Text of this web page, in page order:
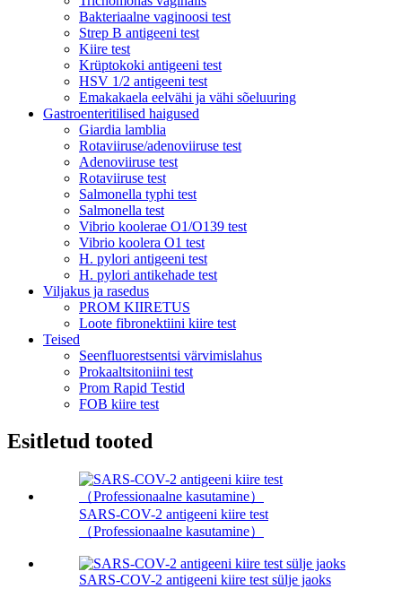
Bakteriaalne vaginoosi test
Strep B antigeeni test
Kiire test
Krüptokoki antigeeni test
HSV 1/2 antigeeni test
Emakakaela eelvähi ja vähi sõeluuring
Gastroenteritilised haigused
Giardia lamblia
Rotaviiruse/adenoviiruse test
Adenoviiruse test
Rotaviiruse test
Salmonella typhi test
Salmonella test
Vibrio koolerae O1/O139 test
Vibrio koolera O1 test
H. pylori antigeeni test
H. pylori antikehade test
Viljakus ja rasedus
PROM KIIRETUS
Loote fibronektiini kiire test
Teised
Seenfluorestsentsi värvimislahus
Prokaaltsitoniini test
Prom Rapid Testid
FOB kiire test
Esitletud tooted
SARS-COV-2 antigeeni kiire test
（Professionaalne kasutamine）
SARS-COV-2 antigeeni kiire test sülje jaoks